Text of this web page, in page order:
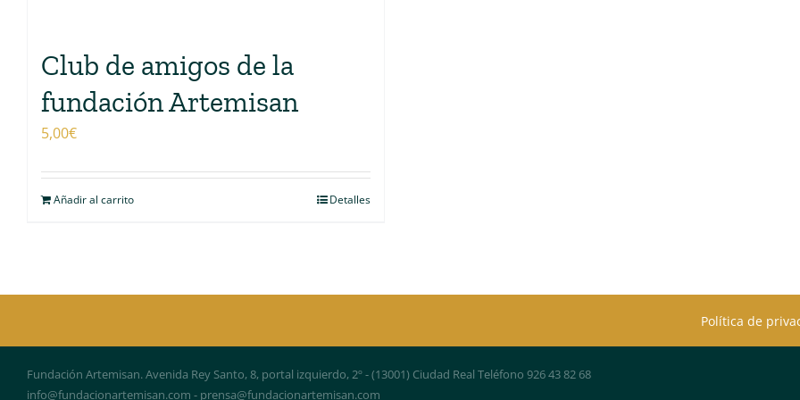
Club de amigos de la
fundación Artemisan
5,00€
Añadir al carrito Detalles
Política de
Fundación Artemisan. Avenida Rey Santo, 8, portal izquierdo, 2º - (13001) Ciudad Real Teléfono 926 43 82 68
info@fundacionartemisan.com - prensa@fundacionartemisan.com